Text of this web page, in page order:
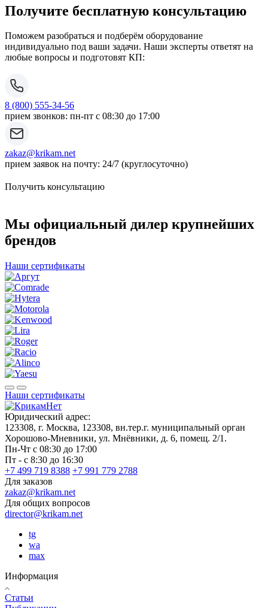
Получите бесплатную консультацию
Поможем разобраться и подберём оборудование
индивидуально под ваши задачи. Наши эксперты ответят на
любые вопросы и подготовят КП:
8 (800) 555-34-56
прием звонков: пн-пт с 08:30 до 17:00
zakaz@krikam.net
прием заявок на почту: 24/7 (круглосуточно)
Получить консультацию
Мы официальный дилер крупнейших
брендов
Наши сертификаты
Наши сертификаты
Юридический адрес:
123308, г. Москва, 123308, вн.тер.г. муниципальный орган
Хорошово-Мневники, ул. Мнёвники, д. 6, помещ. 2/1.
Пн-Чт с 08:30 до 17:00
Пт - с 8:30 до 16:30
+7 499 719 8388 +7 991 779 2788
Для заказов
zakaz@krikam.net
Для общих вопросов
director@krikam.net
tg
wa
max
Информация
Статьи